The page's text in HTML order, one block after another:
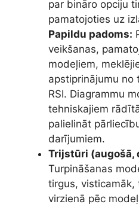
par bināro opciju
pamatojoties uz
Papildu padoms:
veikšanas,
modeļiem,
apstiprinājumu no
RSI. Diagrammu
tehniskajiem
palielināt
darījumiem.
Trijstūri (augošā,
Turpināšanas
tirgus, visticamāk,
virzienā pēc